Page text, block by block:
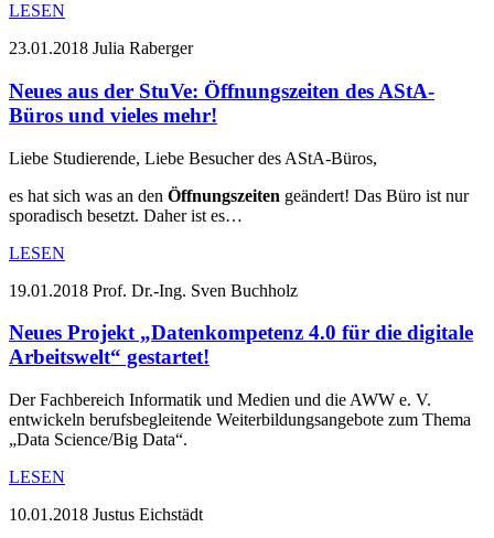
LESEN
23.01.2018 Julia Raberger
Neues aus der StuVe: Öffnungszeiten des AStA-
Büros und vieles mehr!
Liebe Studierende, Liebe Besucher des AStA-Büros,
es hat sich was an den Öffnungszeiten geändert! Das Büro ist nur
sporadisch besetzt. Daher ist es…
LESEN
19.01.2018 Prof. Dr.-Ing. Sven Buchholz
Neues Projekt „Datenkompetenz 4.0 für die digitale
Arbeitswelt“ gestartet!
Der Fachbereich Informatik und Medien und die AWW e. V.
entwickeln berufsbegleitende Weiterbildungsangebote zum Thema
„Data Science/Big Data“.
LESEN
10.01.2018 Justus Eichstädt